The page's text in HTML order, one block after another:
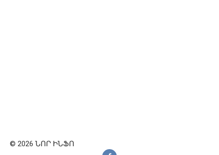
© 2026 ՆՈՐ ԻՆՖՈ